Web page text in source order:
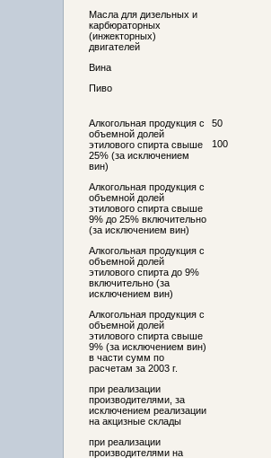
Масла для дизельных и
карбюраторных
(инжекторных)
двигателей
Вина
Пиво
Алкогольная продукция с
объемной долей
этилового спирта свыше
25% (за исключением
вин)
Алкогольная продукция с
объемной долей
этилового спирта свыше
9% до 25% включительно
(за исключением вин)
Алкогольная продукция с
объемной долей
этилового спирта до 9%
включительно (за
исключением вин)
Алкогольная продукция с
объемной долей
этилового спирта свыше
9% (за исключением вин)
в части сумм по
расчетам за 2003 г.
при реализации
производителями, за
исключением реализации
на акцизные склады
при реализации
производителями на
50
100